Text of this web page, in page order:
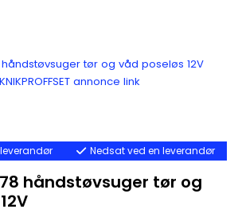
håndstøvsuger tør og våd poseløs 12V
annonce link
Nedsat ved en leverandør
håndstøvsuger tør og